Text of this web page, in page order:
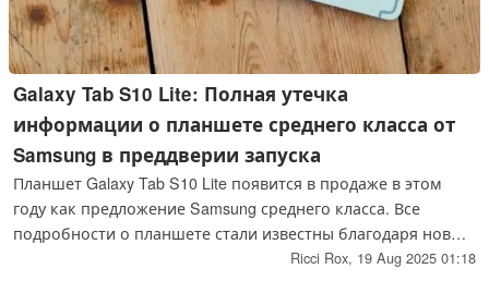
Galaxy Tab S10 Lite: Полная утечка
информации о планшете среднего класса от
Samsung в преддверии запуска
Планшет Galaxy Tab S10 Lite появится в продаже в этом
году как предложение Samsung среднего класса. Все
подробности о планшете стали известны благодаря новой
утечке, в которой рассказывается о его дизайне,
Ricci Rox, 19 Aug 2025 01:18